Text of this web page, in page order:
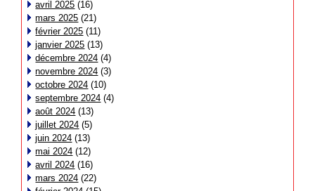
avril 2025 (16)
mars 2025 (21)
février 2025 (11)
janvier 2025 (13)
décembre 2024 (4)
novembre 2024 (3)
octobre 2024 (10)
septembre 2024 (4)
août 2024 (13)
juillet 2024 (5)
juin 2024 (13)
mai 2024 (12)
avril 2024 (16)
mars 2024 (22)